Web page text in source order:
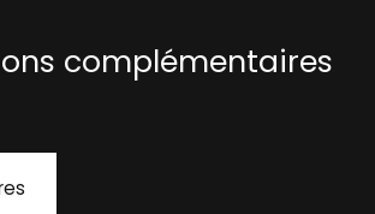
complémentaires